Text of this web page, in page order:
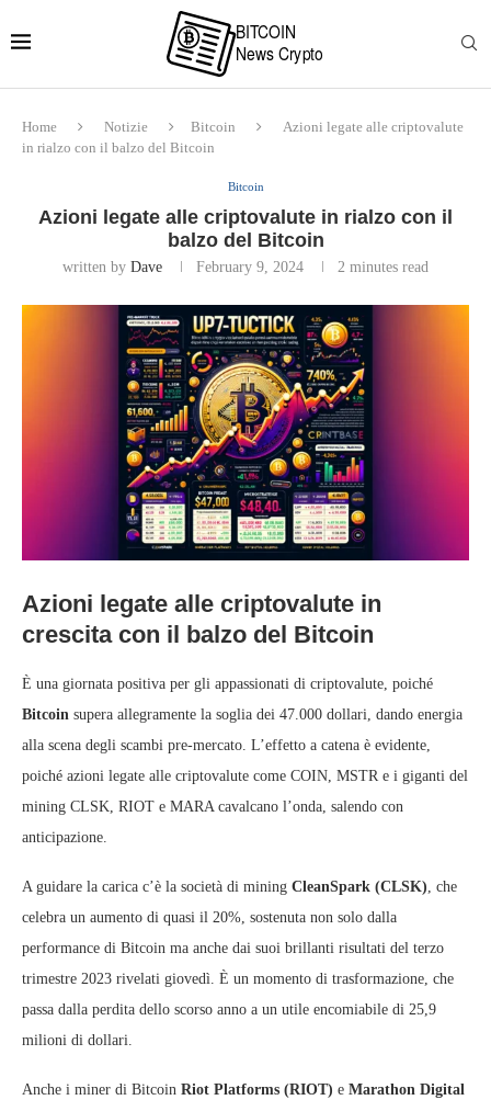
Home Notizie Bitcoin
Azioni legate alle criptovalute
in rialzo con il balzo del Bitcoin
Bitcoin
Azioni legate alle criptovalute in rialzo con il
balzo del Bitcoin
written by Dave February 9, 2024 2 minutes read
Azioni legate alle criptovalute in
crescita con il balzo del Bitcoin
È una giornata positiva per gli appassionati di criptovalute, poiché
Bitcoin supera allegramente la soglia dei 47.000 dollari, dando energia
alla scena degli scambi pre-mercato. L’effetto a catena è evidente,
poiché azioni legate alle criptovalute come COIN, MSTR e i giganti del
mining CLSK, RIOT e MARA cavalcano l’onda, salendo con
anticipazione.
A guidare la carica c’è la società di mining CleanSpark (CLSK) , che
celebra un aumento di quasi il 20%, sostenuta non solo dalla
performance di Bitcoin ma anche dai suoi brillanti risultati del terzo
trimestre 2023 rivelati giovedì. È un momento di trasformazione, che
passa dalla perdita dello scorso anno a un utile encomiabile di 25,9
milioni di dollari.
Anche i miner di Bitcoin Riot Platforms (RIOT) e Marathon Digital